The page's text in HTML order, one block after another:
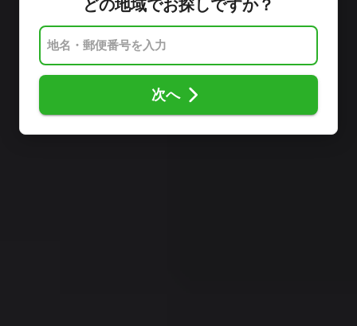
どの地域でお探しですか？
次へ